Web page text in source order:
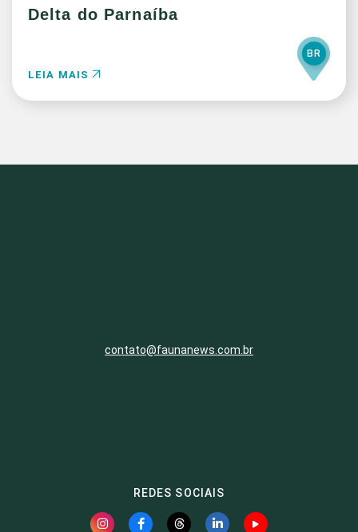
Delta do Parnaíba
LEIA MAIS
BR
contato@faunanews.com.br
REDES SOCIAIS